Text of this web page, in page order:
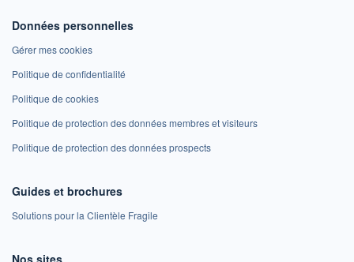
Données personnelles
Gérer mes cookies
Politique de confidentialité
Politique de cookies
Politique de protection des données membres et visiteurs
Politique de protection des données prospects
Guides et brochures
Solutions pour la Clientèle Fragile
Nos sites